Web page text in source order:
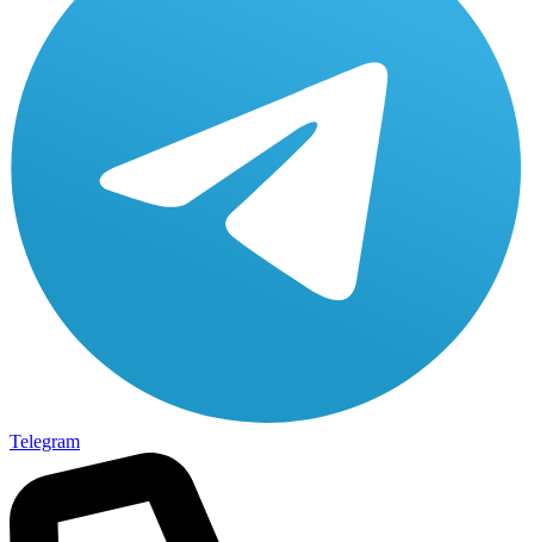
Telegram